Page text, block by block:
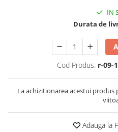
IN
Durata de
Cod Produs: r-09-
La achizitionarea acestui produs
Adauga la